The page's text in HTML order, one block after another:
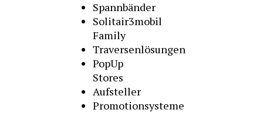
Spannbänder
Solitair3mobil
Family
Traversenlösungen
PopUp
Stores
Aufsteller
Promotionsysteme